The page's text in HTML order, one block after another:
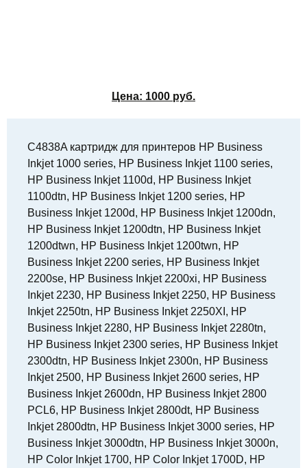
Цена: 1000 руб.
C4838A картридж для принтеров HP Business
Inkjet 1000 series, HP Business Inkjet 1100 series,
HP Business Inkjet 1100d, HP Business Inkjet
1100dtn, HP Business Inkjet 1200 series, HP
Business Inkjet 1200d, HP Business Inkjet 1200dn,
HP Business Inkjet 1200dtn, HP Business Inkjet
1200dtwn, HP Business Inkjet 1200twn, HP
Business Inkjet 2200 series, HP Business Inkjet
2200se, HP Business Inkjet 2200xi, HP Business
Inkjet 2230, HP Business Inkjet 2250, HP Business
Inkjet 2250tn, HP Business Inkjet 2250XI, HP
Business Inkjet 2280, HP Business Inkjet 2280tn,
HP Business Inkjet 2300 series, HP Business Inkjet
2300dtn, HP Business Inkjet 2300n, HP Business
Inkjet 2500, HP Business Inkjet 2600 series, HP
Business Inkjet 2600dn, HP Business Inkjet 2800
PCL6, HP Business Inkjet 2800dt, HP Business
Inkjet 2800dtn, HP Business Inkjet 3000 series, HP
Business Inkjet 3000dtn, HP Business Inkjet 3000n,
HP Color Inkjet 1700, HP Color Inkjet 1700D, HP